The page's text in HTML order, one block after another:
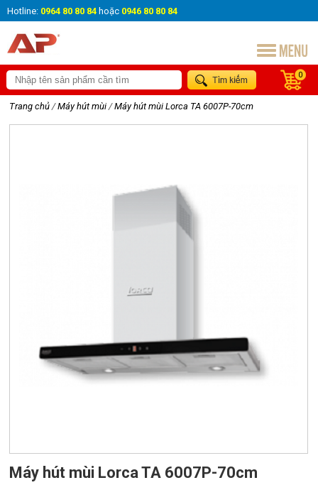
Hotline: 0964 80 80 84 hoặc 0946 80 80 84
0
Trang chủ / Máy hút mùi / Máy hút mùi Lorca TA 6007P-70cm
Máy hút mùi Lorca TA 6007P-70cm